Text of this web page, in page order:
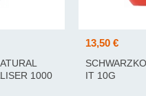
1000
13,50 €
IT 10G